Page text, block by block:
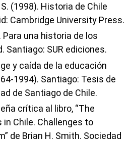
(1998). Historia de Chile
Cambridge University Press.
Para una historia de los
Santiago: SUR ediciones.
y caída de la educación
1994). Santiago: Tesis de
de Santiago de Chile.
crítica al libro, “The
Chile. Challenges to
de Brian H. Smith. Sociedad